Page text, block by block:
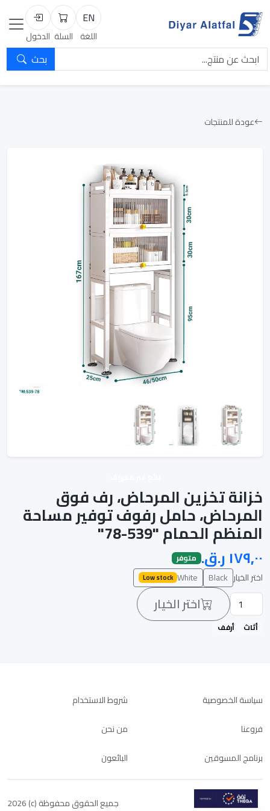
EN
اللغة
السلة
السلة
تسجيل
الدخول
بحث
عودة للمنتجات
خزانة تخزين المرحاض، رف فوق
المرحاض، حامل رفوف توفير مساحة
المنظم الحمام "539-78"
متوفر
اختر الخيار Black
White
Low stock
اختر الخيار
أثاث أرفف
سياسة الخصوصية
شروط الاستخدام
فروعنا
من نحن
برنامج المسوقين
البائعون
جميع الحقوق محفوظة (c) 2026